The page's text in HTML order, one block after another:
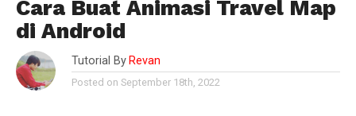
Cara Buat Animasi Travel Map
di Android
Tutorial By Revan
Posted on September 18th, 2022